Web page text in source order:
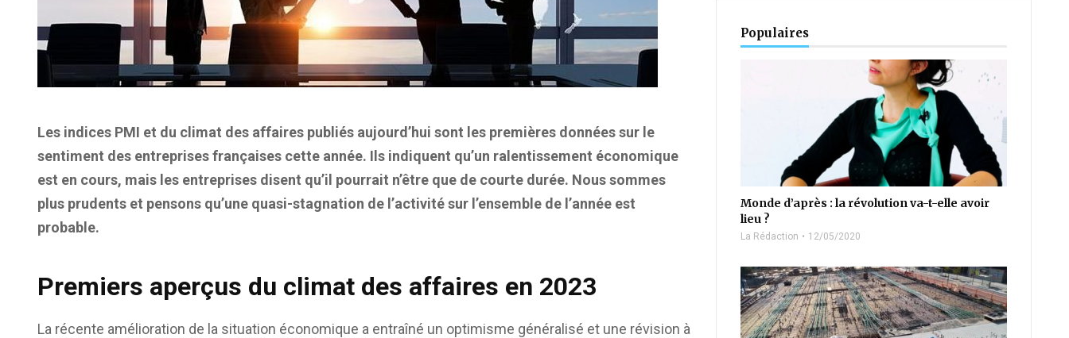
Les indices PMI et du climat des affaires publiés aujourd’hui sont les premières données sur le
sentiment des entreprises françaises cette année. Ils indiquent qu’un ralentissement économique
est en cours, mais les entreprises disent qu’il pourrait n’être que de courte durée. Nous sommes
plus prudents et pensons qu’une quasi-stagnation de l’activité sur l’ensemble de l’année est
probable.
Premiers aperçus du climat des affaires en 2023
La récente amélioration de la situation économique a entraîné un optimisme généralisé et une révision à
Populaires
Monde d’après : la révolution va-t-elle avoir
lieu ?
La Rédaction 12/05/2020